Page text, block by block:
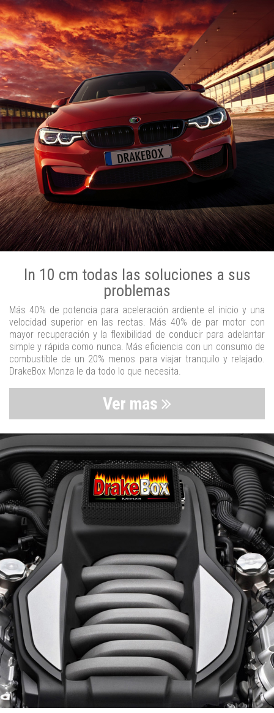
In 10 cm todas las soluciones a sus
problemas
Más 40% de potencia para aceleración ardiente el inicio y una
velocidad superior en las rectas. Más 40% de par motor con
mayor recuperación y la flexibilidad de conducir para adelantar
simple y rápida como nunca. Más eficiencia con un consumo de
combustible de un 20% menos para viajar tranquilo y relajado.
DrakeBox Monza le da todo lo que necesita.
Ver mas